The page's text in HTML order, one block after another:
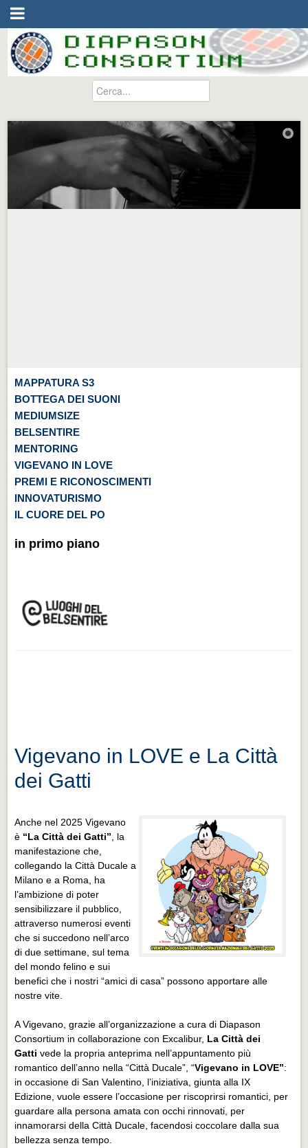
MAPPATURA S3
BOTTEGA DEI SUONI
MEDIUMSIZE
BELSENTIRE
MENTORING
VIGEVANO IN LOVE
PREMI E RICONOSCIMENTI
INNOVATURISMO
IL CUORE DEL PO
in primo piano
Vigevano in LOVE e La Città
dei Gatti
Anche nel 2025 Vigevano
è “La Città dei Gatti” , la
manifestazione che,
collegando la Città Ducale a
Milano e a Roma, ha
l’ambizione di poter
sensibilizzare il pubblico,
attraverso numerosi eventi
che si succedono nell’arco
di due settimane, sul tema
del mondo felino e sui
benefici che i nostri “amici di casa” possono apportare alle
nostre vite.
A Vigevano, grazie all’organizzazione a cura di Diapason
Consortium in collaborazione con Excalibur, La Città dei
Gatti vede la propria anteprima nell’appuntamento più
romantico dell’anno nella “Città Ducale”, “Vigevano in LOVE”:
in occasione di San Valentino, l’iniziativa, giunta alla IX
Edizione, vuole essere l’occasione per riscoprirsi romantici, per
guardare alla persona amata con occhi rinnovati, per
innamorarsi della Città Ducale, facendosi coccolare dalla sua
bellezza senza tempo.